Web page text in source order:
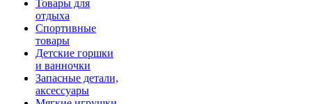
Товары для
отдыха
Спортивные
товары
Детские горшки
и ванночки
Запасные детали,
аксессуары